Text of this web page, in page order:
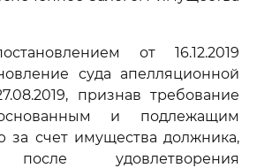
от 16.12.2019
суда апелляционной
признав требование
и подлежащим
за счет имущества должника,
после удовлетворения